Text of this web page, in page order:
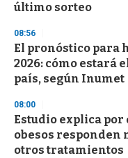
último sorteo
08:56
El pronóstico para
2026: cómo estará
país, según Inumet
08:00
Estudio explica por
obesos responden
otros tratamientos